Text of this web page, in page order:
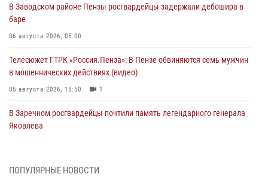
В Заводском районе Пензы росгвардейцы задержали дебошира в
баре
06 августа 2026, 05:00
Телесюжет ГТРК «Россия.Пенза»: В Пензе обвиняются семь мужчин
в мошеннических действиях (видео)
05 августа 2026, 15:50 1
В Заречном росгвардейцы почтили память легендарного генерала
Яковлева
Сотрудники пензенского ОМОН «Страж» познакомили участников
ПОПУЛЯРНЫЕ НОВОСТИ